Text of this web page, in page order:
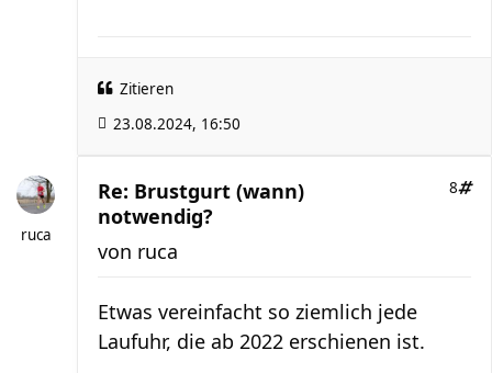
Zitieren
23.08.2024, 16:50
ruca
Re: Brustgurt (wann)
notwendig?
8
von ruca
Etwas vereinfacht so ziemlich jede
Laufuhr, die ab 2022 erschienen ist.